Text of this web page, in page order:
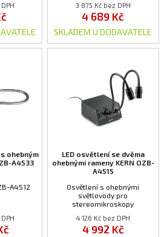
3 875 Kč bez DPH
4 689 Kč
SKLADEM U DODAVATELE
ohebným
A4533
A4512
LED osvětlení se dvěma
ohebnými rameny KERN OZB-
A4515
Osvětlení s ohebnými
světlovody pro
stereomikroskopy
4 126 Kč bez DPH
4 992 Kč